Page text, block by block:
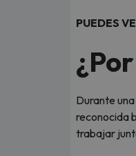
PUEDES
Durante
reconocida
trabajar